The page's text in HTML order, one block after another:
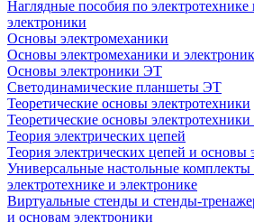
Наглядные пособия по электротехнике
электроники
Основы электромеханики
Основы электромеханики и
Основы электроники ЭТ
Светодинамические планшеты ЭТ
Теоретические основы электротехники
Теоретические основы
Теория электрических цепей
Теория электрических цепей и основы
Универсальные настольные
электротехнике и электронике
Виртуальные стенды и стенды-
и основам электроники